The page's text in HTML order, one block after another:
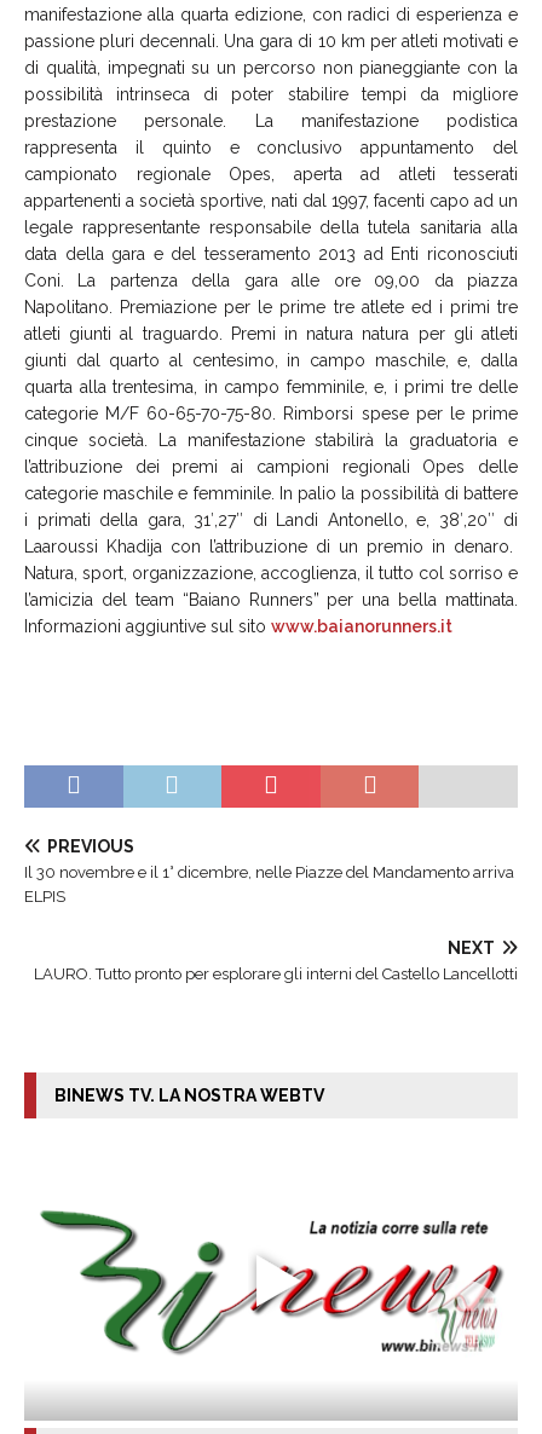
manifestazione alla quarta edizione, con radici di esperienza e
passione pluri decennali. Una gara di 10 km per atleti motivati e
di qualità, impegnati su un percorso non pianeggiante con la
possibilità intrinseca di poter stabilire tempi da migliore
prestazione personale. La manifestazione podistica
rappresenta il quinto e conclusivo appuntamento del
campionato regionale Opes, aperta ad atleti tesserati
appartenenti a società sportive, nati dal 1997, facenti capo ad un
legale rappresentante responsabile della tutela sanitaria alla
data della gara e del tesseramento 2013 ad Enti riconosciuti
Coni. La partenza della gara alle ore 09,00 da piazza
Napolitano. Premiazione per le prime tre atlete ed i primi tre
atleti giunti al traguardo. Premi in natura natura per gli atleti
giunti dal quarto al centesimo, in campo maschile, e, dalla
quarta alla trentesima, in campo femminile, e, i primi tre delle
categorie M/F 60-65-70-75-80. Rimborsi spese per le prime
cinque società. La manifestazione stabilirà la graduatoria e
l’attribuzione dei premi ai campioni regionali Opes delle
categorie maschile e femminile. In palio la possibilità di battere
i primati della gara, 31′,27″ di Landi Antonello, e, 38′,20″ di
Laaroussi Khadija con l’attribuzione di un premio in denaro.
Natura, sport, organizzazione, accoglienza, il tutto col sorriso e
l’amicizia del team “Baiano Runners” per una bella mattinata.
Informazioni aggiuntive sul sito www.baianorunners.it
PREVIOUS
Il 30 novembre e il 1° dicembre, nelle Piazze del Mandamento arriva
ELPIS
NEXT
LAURO. Tutto pronto per esplorare gli interni del Castello Lancellotti
BINEWS TV. LA NOSTRA WEBTV